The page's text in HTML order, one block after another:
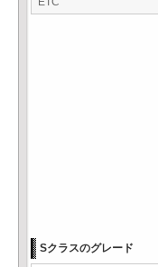
Sクラスのグレード